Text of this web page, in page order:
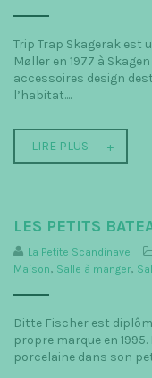
Trip Trap Skagerak est
Møller en 1977 à
accessoires design
l’habitat....
LIRE PLUS
LES PETITS
La Petite Scandinave
Maison, Salle à manger,
Ditte Fischer est
propre marque en
porcelaine dans son